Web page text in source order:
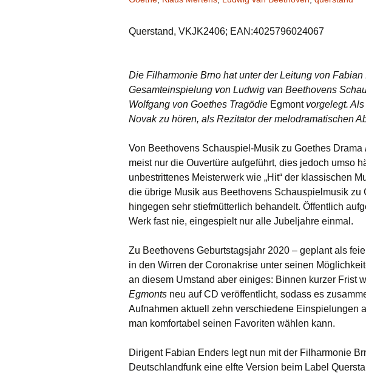
Querstand, VKJK2406; EAN:4025796024067
Die Filharmonie Brno hat unter der Leitung von
Gesamteinspielung von Ludwig van Beethovens
Wolfgang von Goethes Tragödie Egmont vorgelegt.
Novak zu hören, als Rezitator der melodramatischen
Von Beethovens Schauspiel-Musik zu Goethes Drama
meist nur die Ouvertüre aufgeführt, dies jedoch umso
unbestrittenes Meisterwerk wie „Hit“ der klassischen
die übrige Musik aus Beethovens Schauspielmusik zu
hingegen sehr stiefmütterlich behandelt. Öffentlich
Werk fast nie, eingespielt nur alle Jubeljahre einmal.
Zu Beethovens Geburtstagsjahr 2020 – geplant als
in den Wirren der Coronakrise unter seinen
an diesem Umstand aber einiges: Binnen kurzer Frist
Egmonts neu auf CD veröffentlicht, sodass es
Aufnahmen aktuell zehn verschiedene Einspielungen
man komfortabel seinen Favoriten wählen kann.
Dirigent Fabian Enders legt nun mit der Filharmonie
Deutschlandfunk eine elfte Version beim Label